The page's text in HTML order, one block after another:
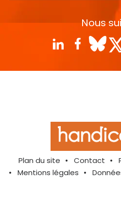
Nous
Plan du site Contact
Mentions légales